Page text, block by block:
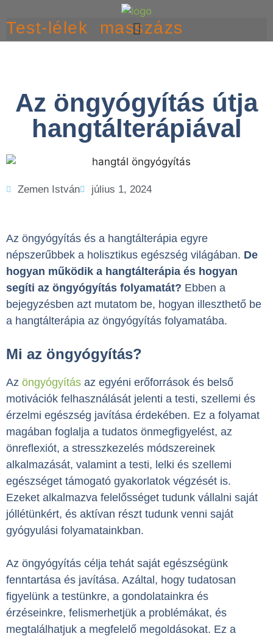
Test-lélek masszázs
Az öngyógyítás útja
hangtálterápiával
Zemen István július 1, 2024
Az öngyógyítás és a hangtálterápia egyre
népszerűbbek a holisztikus egészség világában. De
hogyan működik a hangtálterápia és hogyan
segíti az öngyógyítás folyamatát? Ebben a
bejegyzésben azt mutatom be, hogyan illeszthető be
a hangtálterápia az öngyógyítás folyamatába.
Mi az öngyógyítás?
Az öngyógyítás az egyéni erőforrások és belső
motivációk felhasználását jelenti a testi, szellemi és
érzelmi egészség javítása érdekében. Ez a folyamat
magában foglalja a tudatos önmegfigyelést, az
önreflexiót, a stresszkezelés módszereinek
alkalmazását, valamint a testi, lelki és szellemi
egészséget támogató gyakorlatok végzését is.
Ezeket alkalmazva felelősséget tudunk vállalni saját
jóllétünkért, és aktívan részt tudunk venni saját
gyógyulási folyamatainkban.
Az öngyógyítás célja tehát saját egészségünk
fenntartása és javítása. Azáltal, hogy tudatosan
figyelünk a testünkre, a gondolatainkra és
érzéseinkre, felismerhetjük a problémákat, és
megtalálhatjuk a megfelelő megoldásokat. Ez a